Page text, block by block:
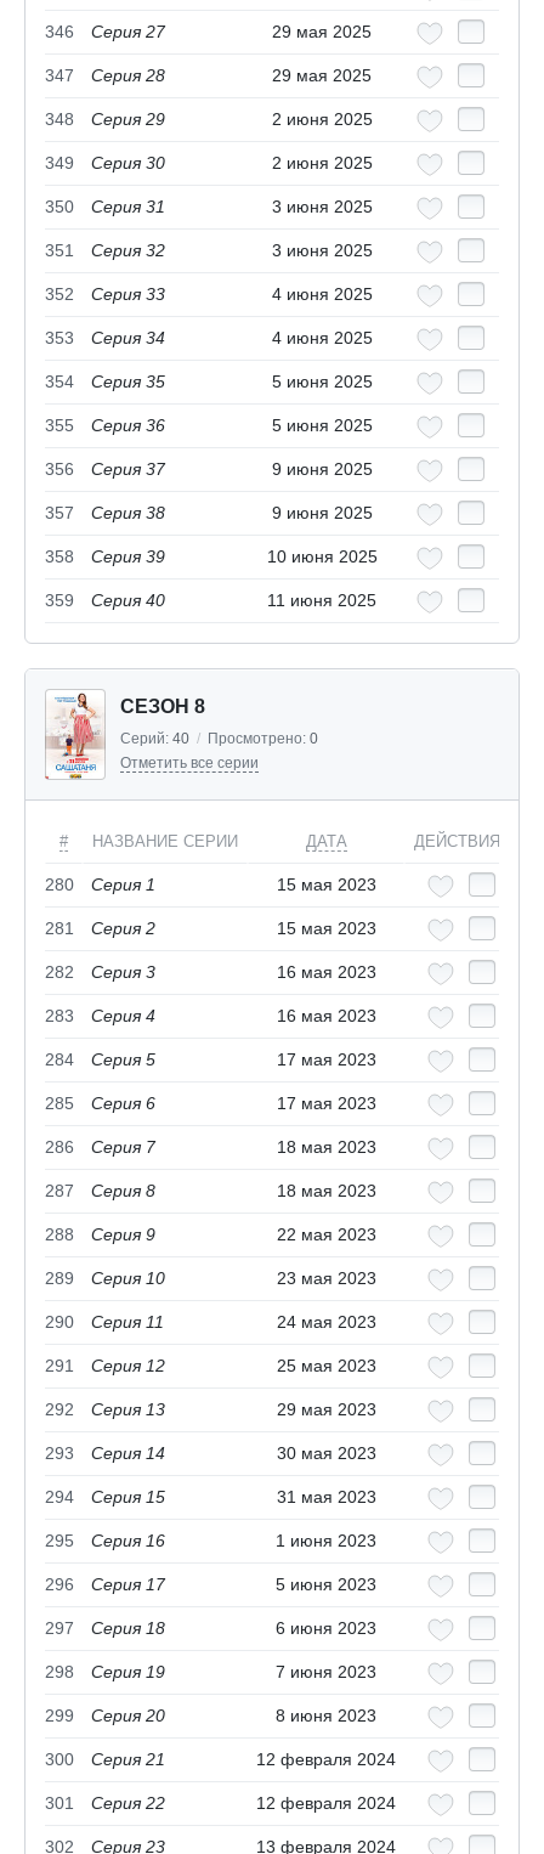
346 Серия 27 29 мая 2025
347 Серия 28 29 мая 2025
348 Серия 29 2 июня 2025
349 Серия 30 2 июня 2025
350 Серия 31 3 июня 2025
351 Серия 32 3 июня 2025
352 Серия 33 4 июня 2025
353 Серия 34 4 июня 2025
354 Серия 35 5 июня 2025
355 Серия 36 5 июня 2025
356 Серия 37 9 июня 2025
357 Серия 38 9 июня 2025
358 Серия 39 10 июня 2025
359 Серия 40 11 июня 2025
СЕЗОН 8
Серий: 40 / Просмотрено: 0
Отметить все серии
# НАЗВАНИЕ СЕРИИ ДАТА ДЕЙСТВИЯ
280 Серия 1 15 мая 2023
281 Серия 2 15 мая 2023
282 Серия 3 16 мая 2023
283 Серия 4 16 мая 2023
284 Серия 5 17 мая 2023
285 Серия 6 17 мая 2023
286 Серия 7 18 мая 2023
287 Серия 8 18 мая 2023
288 Серия 9 22 мая 2023
289 Серия 10 23 мая 2023
290 Серия 11 24 мая 2023
291 Серия 12 25 мая 2023
292 Серия 13 29 мая 2023
293 Серия 14 30 мая 2023
294 Серия 15 31 мая 2023
295 Серия 16 1 июня 2023
296 Серия 17 5 июня 2023
297 Серия 18 6 июня 2023
298 Серия 19 7 июня 2023
299 Серия 20 8 июня 2023
300 Серия 21 12 февраля 2024
301 Серия 22 12 февраля 2024
302 Серия 23 13 февраля 2024